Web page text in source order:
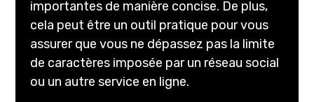
importantes de manière concise. De plus,
cela peut être un outil pratique pour vous
assurer que vous ne dépassez pas la limite
de caractères imposée par un réseau social
ou un autre service en ligne.